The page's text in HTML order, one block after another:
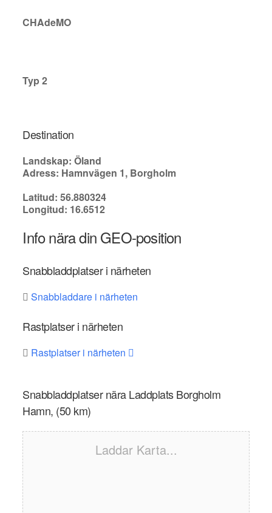
CHAdeMO
Typ 2
Destination
Landskap: Öland
Adress: Hamnvägen 1, Borgholm
Latitud: 56.880324
Longitud: 16.6512
Info nära din GEO-position
Snabbladdplatser i närheten
Snabbladdare i närheten
Rastplatser i närheten
Rastplatser i närheten
Snabbladdplatser nära Laddplats Borgholm
Hamn, (50 km)
Laddar Karta...